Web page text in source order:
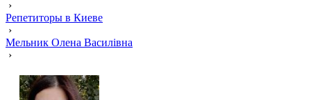
›
Репетиторы в Киеве
›
Мельник Олена Василівна
›